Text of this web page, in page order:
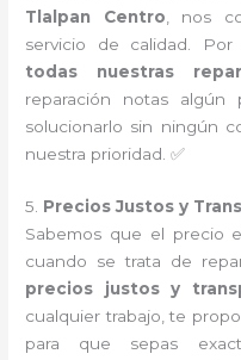
Tlalpan Centro , nos
servicio de calidad. Por
todas nuestras
reparación notas algún
solucionarlo sin ningún
nuestra prioridad. ✅
5. Precios Justos y
Sabemos que el precio
cuando se trata de
precios justos y
cualquier trabajo, te
para que sepas